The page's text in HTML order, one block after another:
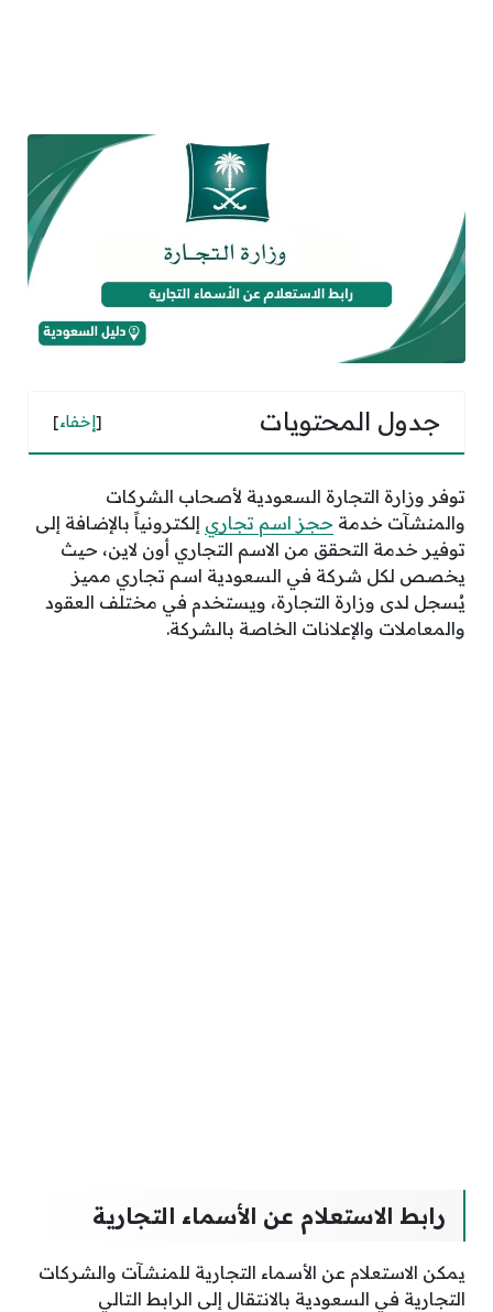
جدول المحتويات [إخفاء]
توفر وزارة التجارة السعودية لأصحاب الشركات
والمنشآت خدمة حجز اسم تجاري إلكترونياً بالإضافة إلى
توفير خدمة التحقق من الاسم التجاري أون لاين، حيث
يخصص لكل شركة في السعودية اسم تجاري مميز
يُسجل لدى وزارة التجارة، ويستخدم في مختلف العقود
والمعاملات والإعلانات الخاصة بالشركة.
رابط الاستعلام عن الأسماء التجارية
يمكن الاستعلام عن الأسماء التجارية للمنشآت والشركات
التجارية في السعودية بالانتقال إلى الرابط التالي